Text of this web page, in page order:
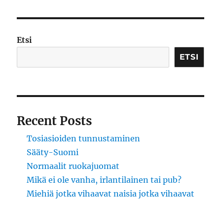
Etsi
ETSI
Recent Posts
Tosiasioiden tunnustaminen
Sääty-Suomi
Normaalit ruokajuomat
Mikä ei ole vanha, irlantilainen tai pub?
Miehiä jotka vihaavat naisia jotka vihaavat